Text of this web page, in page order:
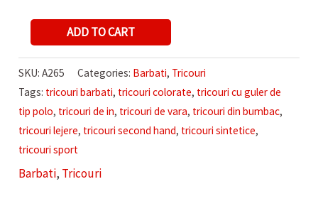
TRICOU
DE
BARBATI
VIOLET
quantity
ADD TO CART
SKU:A265 Categories: Barbati, Tricouri
Tags: tricouri barbati, tricouri colorate, tricouri cu guler de
tip polo, tricouri de in, tricouri de vara, tricouri din bumbac,
tricouri lejere, tricouri second hand, tricouri sintetice,
tricouri sport
Barbati, Tricouri